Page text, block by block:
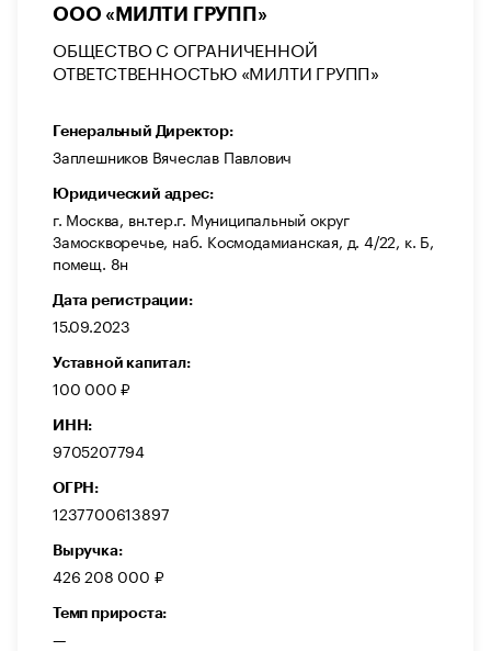
ООО «МИЛТИ ГРУПП»
ОБЩЕСТВО С ОГРАНИЧЕННОЙ
ОТВЕТСТВЕННОСТЬЮ «МИЛТИ ГРУПП»
Генеральный Директор:
Заплешников Вячеслав Павлович
Юридический адрес:
г. Москва, вн.тер.г. Муниципальный округ
Замоскворечье, наб. Космодамианская, д. 4/22, к. Б,
помещ. 8н
Дата регистрации:
15.09.2023
Уставной капитал:
100 000 ₽
ИНН:
9705207794
ОГРН:
1237700613897
Выручка:
426 208 000 ₽
Темп прироста:
—